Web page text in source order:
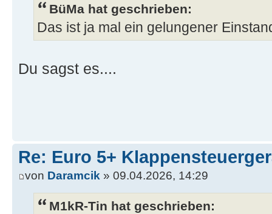
BüMa hat geschrieben:
Das ist ja mal ein gelungener
Du sagst es....
Re: Euro 5+
von Daramcik » 09.04.2026, 14:29
M1kR-Tin hat geschrieben: